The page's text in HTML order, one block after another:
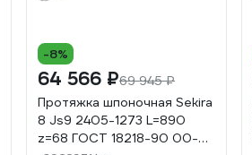
-8%
64 566 ₽69 945 ₽
Протяжка шпоночная Sekira
8 Js9 2405-1273 L=890
z=68 ГОСТ 18218-90 00-